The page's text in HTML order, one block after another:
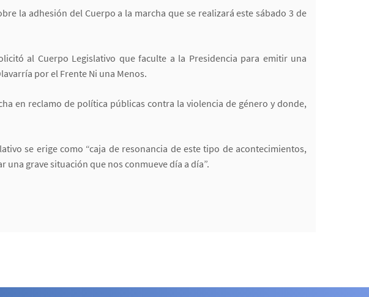
la adhesión del Cuerpo a la marcha que se realizará este sábado 3 de
al Cuerpo Legislativo que faculte a la Presidencia para emitir una
por el Frente Ni una Menos.
en reclamo de política públicas contra la violencia de género y donde,
se erige como “caja de resonancia de este tipo de acontecimientos,
grave situación que nos conmueve día a día”.